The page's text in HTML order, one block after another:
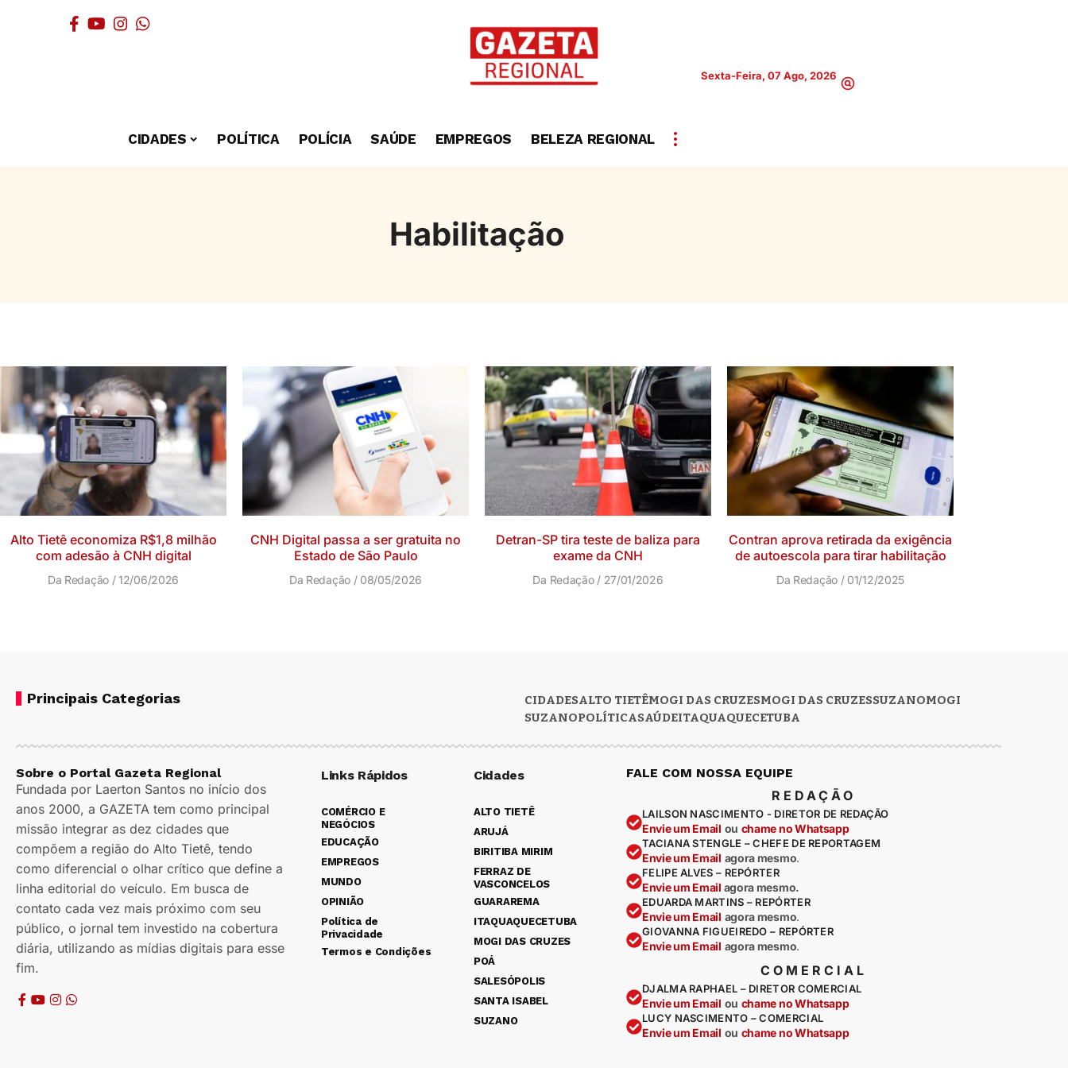
Sexta-Feira, 07 Ago, 2026
CIDADES POLÍTICA POLÍCIA SAÚDE EMPREGOS BELEZA REGIONAL
Habilitação
Alto Tietê economiza R$1,8 milhão
com adesão à CNH digital
Da Redação 12/06/2026
CNH Digital passa a ser gratuita no
Estado de São Paulo
Da Redação 08/05/2026
Detran-SP tira teste de baliza para
exame da CNH
Da Redação 27/01/2026
Contran aprova retirada da exigência
de autoescola para tirar habilitação
Da Redação 01/12/2025
Principais Categorias CIDADESALTO TIETÊMOGI DAS CRUZESMOGI DAS CRUZESSUZANOMOGI
SUZANOPOLÍTICASAÚDEITAQUAQUECETUBA
Sobre o Portal Gazeta Regional
Fundada por Laerton Santos no início dos
anos 2000, a GAZETA tem como principal
missão integrar as dez cidades que
compõem a região do Alto Tietê, tendo
como diferencial o olhar crítico que define a
linha editorial do veículo. Em busca de
contato cada vez mais próximo com seu
público, o jornal tem investido na cobertura
diária, utilizando as mídias digitais para esse
fim.
Links Rápidos
COMÉRCIO E
NEGÓCIOS
EDUCAÇÃO
EMPREGOS
MUNDO
OPINIÃO
Política de
Privacidade
Termos e Condições
Cidades
ALTO TIETÊ
ARUJÁ
BIRITIBA MIRIM
FERRAZ DE
VASCONCELOS
GUARAREMA
ITAQUAQUECETUBA
MOGI DAS CRUZES
POÁ
SALESÓPOLIS
SANTA ISABEL
SUZANO
FALE COM NOSSA EQUIPE
REDAÇÃO
LAILSON NASCIMENTO - DIRETOR DE REDAÇÃO
Envie um Email ou chame no Whatsapp
TACIANA STENGLE – CHEFE DE REPORTAGEM
Envie um Email agora mesmo.
FELIPE ALVES – REPÓRTER
Envie um Email agora mesmo.
EDUARDA MARTINS – REPÓRTER
Envie um Email agora mesmo.
GIOVANNA FIGUEIREDO – REPÓRTER
Envie um Email agora mesmo.
COMERCIAL
DJALMA RAPHAEL – DIRETOR COMERCIAL
Envie um Email ou chame no Whatsapp
LUCY NASCIMENTO – COMERCIAL
Envie um Email ou chame no Whatsapp